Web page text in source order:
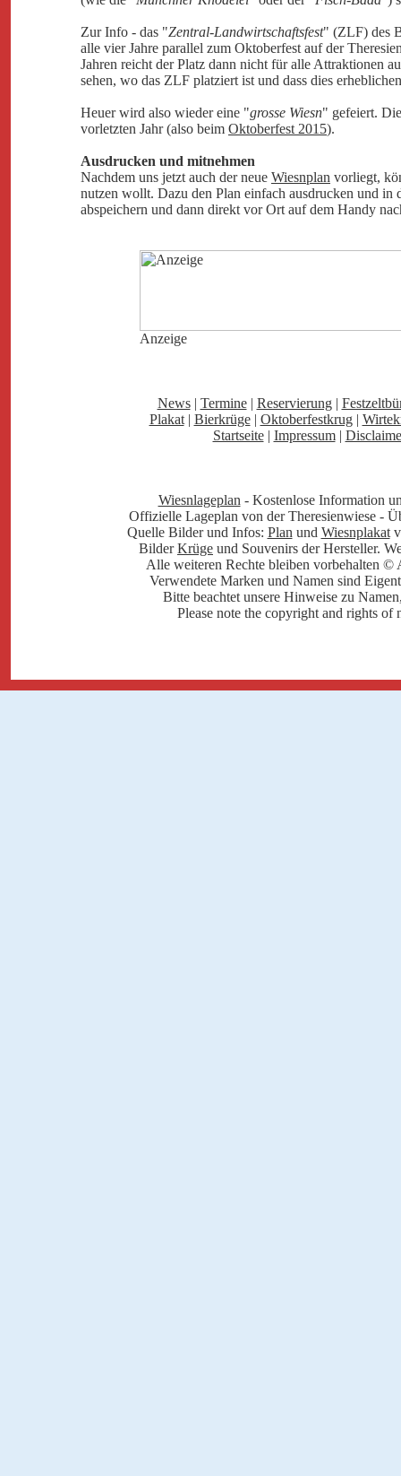
Zur Info - das "Zentral-Landwirtschaftsfest" (ZLF) des
alle vier Jahre parallel zum Oktoberfest auf der
Jahren reicht der Platz dann nicht für alle Attraktionen
sehen, wo das ZLF platziert ist und dass dies
Heuer wird also wieder eine "grosse Wiesn" gefeiert.
vorletzten Jahr (also beim Oktoberfest 2015).
Ausdrucken und mitnehmen
Nachdem uns jetzt auch der neue Wiesnplan vorliegt,
nutzen wollt. Dazu den Plan einfach ausdrucken und in
abspeichern und dann direkt vor Ort auf dem Handy
Anzeige
News| Termine| Reservierung|
Plakat| Bierkrüge| Oktoberfestkrug|
Startseite| Impressum|
Wiesnlageplan - Kostenlose Information
Offizielle Lageplan von der Theresienwiese -
Quelle Bilder und Infos: Plan und Wiesnplakat
BilderKrüge und Souvenirs der Hersteller.
Alle weiteren Rechte bleiben vorbehalten ©
Verwendete Marken und Namen sind
Bitte beachtet unsere Hinweise zu
Please note the copyright and rights of